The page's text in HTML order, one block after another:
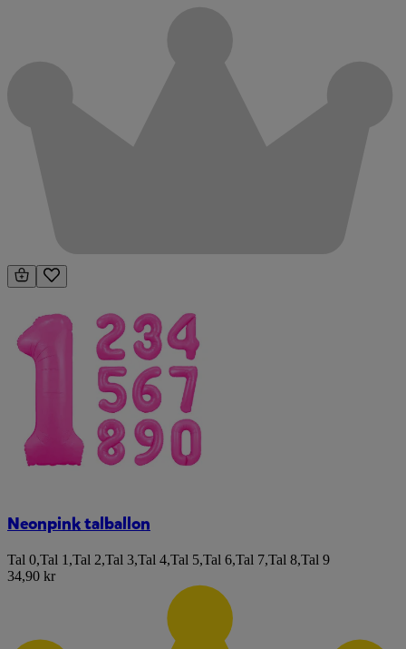
Neonpink talballon
Tal 0,Tal 1 ,Tal 2,Tal 3,Tal 4,Tal 5,Tal 6,Tal 7,Tal 8,Tal 9
34,90 kr